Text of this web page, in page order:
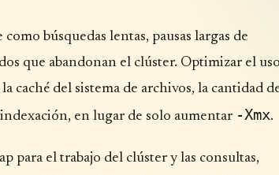
búsquedas lentas, pausas largas de
que abandonan el clúster. Optimizar el
caché del sistema de archivos, la cantidad
en lugar de solo aumentar -Xmx.
para el trabajo del clúster y las consultas,